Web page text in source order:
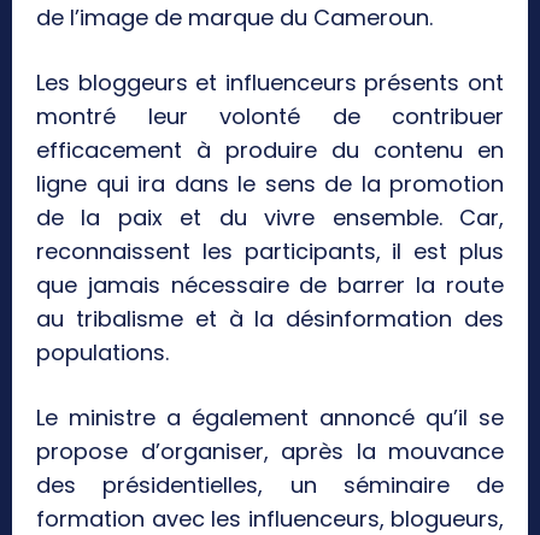
de l’image de marque du Cameroun.
Les bloggeurs et influenceurs présents ont
montré leur volonté de contribuer
efficacement à produire du contenu en
ligne qui ira dans le sens de la promotion
de la paix et du vivre ensemble. Car,
reconnaissent les participants, il est plus
que jamais nécessaire de barrer la route
au tribalisme et à la désinformation des
populations.
Le ministre a également annoncé qu’il se
propose d’organiser, après la mouvance
des présidentielles, un séminaire de
formation avec les influenceurs, blogueurs,